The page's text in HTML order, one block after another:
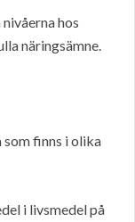
hos
näringsämne.
finns i olika
i livsmedel på